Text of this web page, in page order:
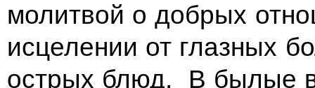
молитвой о добрых
исцелении от глазных
острых блюд. В былые